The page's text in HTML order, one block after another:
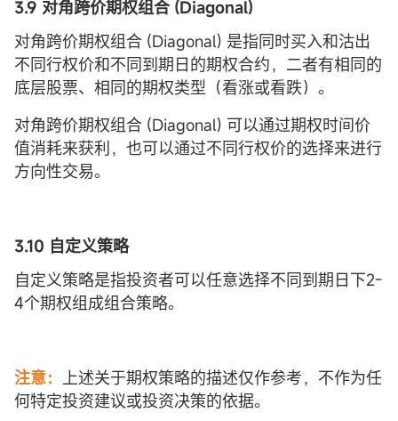
3.9 对角跨价期权组合 (Diagonal)
对角跨价期权组合 (Diagonal) 是指同时买入和沽出
不同行权价和不同到期日的期权合约，二者有相同的
底层股票、相同的期权类型（看涨或看跌）。
对角跨价期权组合 (Diagonal) 可以通过期权时间价
值消耗来获利，也可以通过不同行权价的选择来进行
方向性交易。
3.10 自定义策略
自定义策略是指投资者可以任意选择不同到期日下2-
4个期权组成组合策略。
注意：
上述关于期权策略的描述仅作参考，不作为任
何特定投资建议或投资决策的依据。